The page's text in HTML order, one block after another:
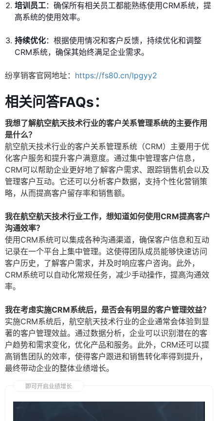
培训员工：确保所有相关员工都能熟练使用CRM系统，提
高系统的使用效率。
持续优化：根据使用情况和客户反馈，持续优化和调整
CRM系统，确保其始终满足企业需求。
纷享销客官网地址： https://fs80.cn/lpgyy2
相关问答FAQs：
我想了解航空航天技术行业的客户关系管理系统的主要作用
是什么？
航空航天技术行业的客户关系管理系统（CRM）主要用于优
化客户服务和提升客户满意度。通过集中管理客户信息，
CRM可以帮助企业更好地了解客户需求、跟踪销售机会以及
管理客户互动。它还可以分析客户数据，支持个性化营销策
略，从而提高客户留存率和销售额。
我在航空航天技术行业工作，想知道如何使用CRM提高客户
沟通效率？
使用CRM系统可以集成各种沟通渠道，确保客户信息和互动
记录在一个平台上集中管理。这使得团队成员能够快速访问
客户历史，了解客户需求，并及时响应客户咨询。此外，
CRM系统可以自动化常规任务，减少手动操作，提高沟通效
率。
我在考虑实施CRM系统后，是否会有明显的客户管理效益？
实施CRM系统后，航空航天技术行业的企业通常会体验到显
著的客户管理效益。通过数据分析，企业可以识别潜在的客
户趋势和需求变化，优化产品和服务。此外，CRM还可以提
高销售团队的效率，使得客户跟进和销售转化率得到提升，
最终带动企业的整体业绩增长。
即可开启业绩增长